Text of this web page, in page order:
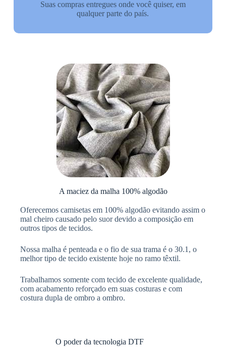
Suas compras entregues onde você quiser, em
qualquer parte do país.
A maciez da malha 100% algodão​
Oferecemos camisetas em 100% algodão evitando assim o
mal cheiro causado pelo suor devido a composição em
outros tipos de tecidos.
Nossa malha é penteada e o fio de sua trama é o 30.1, o
melhor tipo de tecido existente hoje no ramo têxtil.
Trabalhamos somente com tecido de excelente qualidade,
com acabamento reforçado em suas costuras e com
costura dupla de ombro a ombro.
O poder da tecnologia DTF​